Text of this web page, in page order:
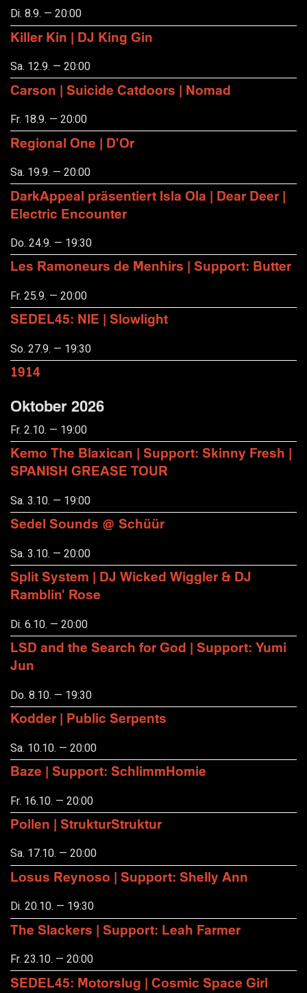
Di. 8.9. — 20:00
Killer Kin | DJ King Gin
Sa. 12.9. — 20:00
Carson | Suicide Catdoors | Nomad
Fr. 18.9. — 20:00
Regional One | D'Or
Sa. 19.9. — 20:00
DarkAppeal präsentiert Isla Ola | Dear Deer |
Electric Encounter
Do. 24.9. — 19:30
Les Ramoneurs de Menhirs | Support: Butter
Fr. 25.9. — 20:00
SEDEL45: NIE | Slowlight
So. 27.9. — 19:30
1914
Oktober 2026
Fr. 2.10. — 19:00
Kemo The Blaxican | Support: Skinny Fresh |
SPANISH GREASE TOUR
Sa. 3.10. — 19:00
Sedel Sounds @ Schüür
Sa. 3.10. — 20:00
Split System | DJ Wicked Wiggler & DJ
Ramblin' Rose
Di. 6.10. — 20:00
LSD and the Search for God | Support: Yumi
Jun
Do. 8.10. — 19:30
Kodder | Public Serpents
Sa. 10.10. — 20:00
Baze | Support: SchlimmHomie
Fr. 16.10. — 20:00
Pollen | StrukturStruktur
Sa. 17.10. — 20:00
Losus Reynoso | Support: Shelly Ann
Di. 20.10. — 19:30
The Slackers | Support: Leah Farmer
Fr. 23.10. — 20:00
SEDEL45: Motorslug | Cosmic Space Girl